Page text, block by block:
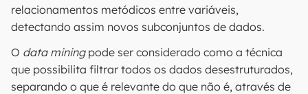
relacionamentos metódicos entre variáveis,
detectando assim novos subconjuntos de dados.
O data miningpode ser considerado como a técnica
que possibilita filtrar todos os dados desestruturados,
separando o que é relevante do que não é, através de